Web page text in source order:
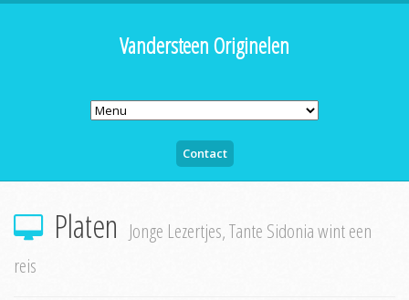
Vandersteen Originelen
Contact
Platen Jonge Lezertjes, Tante Sidonia wint een
reis